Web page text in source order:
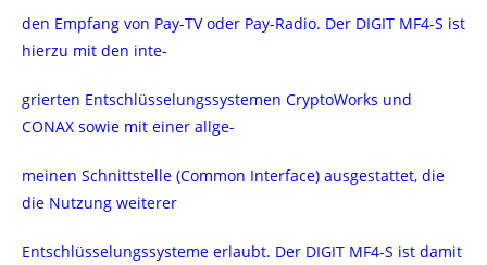
den Empfang von Pay-TV oder Pay-Radio. Der DIGIT MF4-S ist
hierzu mit den inte-
grierten Entschlüsselungssystemen CryptoWorks und
CONAX sowie mit einer allge-
meinen Schnittstelle (Common Interface) ausgestattet, die
die Nutzung weiterer
Entschlüsselungssysteme erlaubt. Der DIGIT MF4-S ist damit